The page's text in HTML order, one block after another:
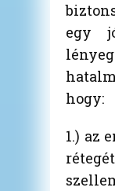
egy
hogy:
1.) az